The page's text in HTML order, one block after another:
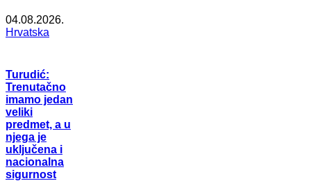
04.08.2026.
Hrvatska
Turudić:
Trenutačno
imamo jedan
veliki
predmet, a u
njega je
uključena i
nacionalna
sigurnost